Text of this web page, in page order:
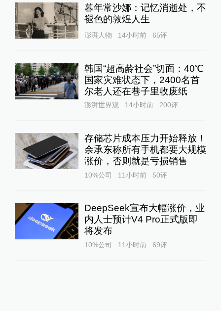
暮年常沙娜：记忆消逝处，不
褪色的敦煌人生
澎湃人物 14小时前 65评
韩国“超高龄社会”切面：40℃
国家灾难状态下，2400名首
尔老人还在巷子里收废纸
澎湃世界观 14小时前 200评
存储芯片成本压力开始释放！
余承东称所有手机都要大规模
涨价，否则就是亏损销售
10%公司 11小时前 50评
DeepSeek宣布大幅涨价，业
内人士预计V4 Pro正式版即
将发布
10%公司 11小时前 69评